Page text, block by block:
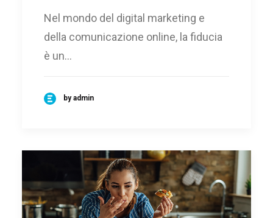
Nel mondo del digital marketing e
della comunicazione online, la fiducia
è un…
by admin